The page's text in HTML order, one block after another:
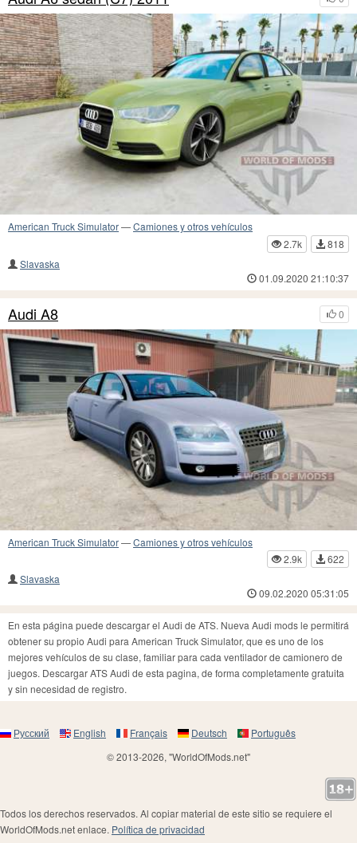
American Truck Simulator—Camiones y otros vehículos
2.7k
818
Slavaska
01.09.2020 21:10:37
0
Audi A8
American Truck Simulator—Camiones y otros vehículos
2.9k
622
Slavaska
09.02.2020 05:31:05
En esta página puede descargar el Audi de ATS. Nueva Audi mods le permitirá
obtener su propio Audi para American Truck Simulator, que es uno de los
mejores vehículos de su clase, familiar para cada ventilador de camionero de
juegos. Descargar ATS Audi de esta pagina, de forma completamente gratuita
y sin necesidad de registro.
Русский English Français Deutsch
Português
© 2013-2026, "WorldOfMods.net"
Todos los derechos reservados. Al copiar material de este sitio se requiere el
WorldOfMods.net enlace. Política de privacidad